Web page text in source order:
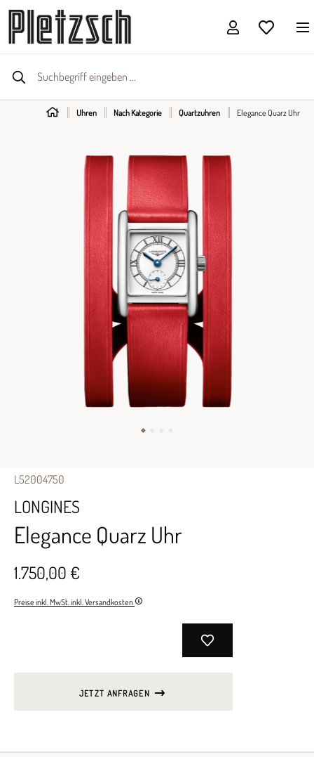
Uhren Nach Kategorie Quartzuhren Elegance Quarz Uhr
L52004750
LONGINES
Elegance Quarz Uhr
1.750,00 €
Preise inkl. MwSt. inkl. Versandkosten
JETZT ANFRAGEN